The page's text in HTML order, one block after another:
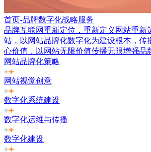
首页-品牌数字化战略服务
品牌互联网重新定位，重新定义网站重新
站，以网站品牌化数字化为建设根本，传
心价值，以网站无限价值传播无限增强品
网站品牌化策略
网站视觉创意
数字化系统建设
数字化运维与传播
数字化建设